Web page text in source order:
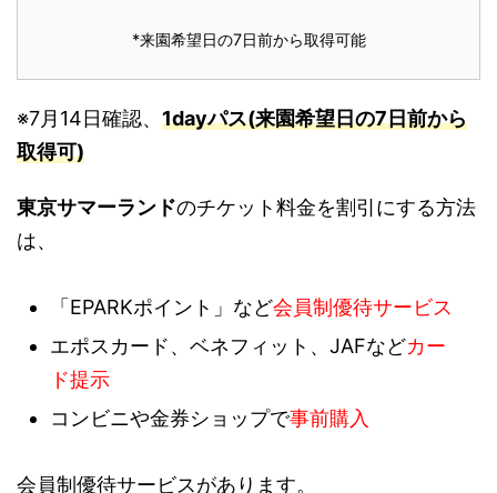
*来園希望日の7日前から取得可能
※7月14日確認、 1dayパス(来園希望日の7日前から
取得可)
東京サマーランドのチケット料金を割引にする方法
は、
「EPARKポイント」など会員制優待サービス
エポスカード、ベネフィット、JAFなどカー
ド提示
コンビニや金券ショップで事前購入
会員制優待サービスがあります。